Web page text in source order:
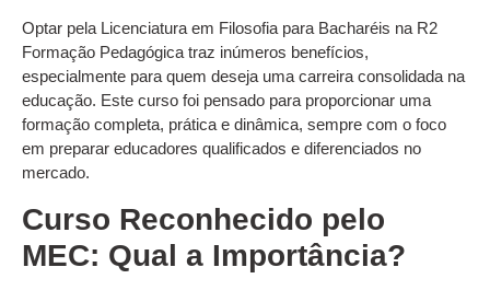
Optar pela Licenciatura em Filosofia para Bacharéis na R2
Formação Pedagógica traz inúmeros benefícios,
especialmente para quem deseja uma carreira consolidada na
educação. Este curso foi pensado para proporcionar uma
formação completa, prática e dinâmica, sempre com o foco
em preparar educadores qualificados e diferenciados no
mercado.
Curso Reconhecido pelo
MEC: Qual a Importância?